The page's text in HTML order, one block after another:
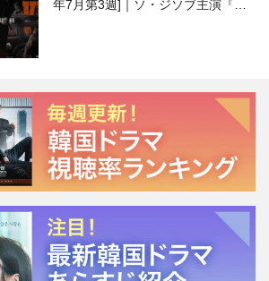
年7月第3週]｜ソ・ジソブ主演『エ